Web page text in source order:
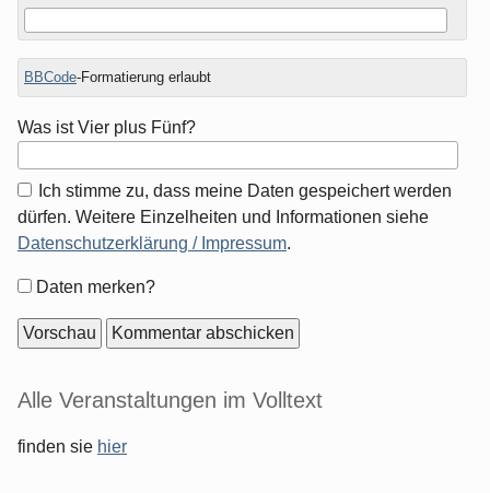
BBCode-Formatierung erlaubt
Was ist Vier plus Fünf?
Ich stimme zu, dass meine Daten gespeichert werden
dürfen. Weitere Einzelheiten und Informationen siehe
Datenschutzerklärung / Impressum.
Formular-
Daten merken?
Seitenleiste
Alle Veranstaltungen im Volltext
finden sie hier